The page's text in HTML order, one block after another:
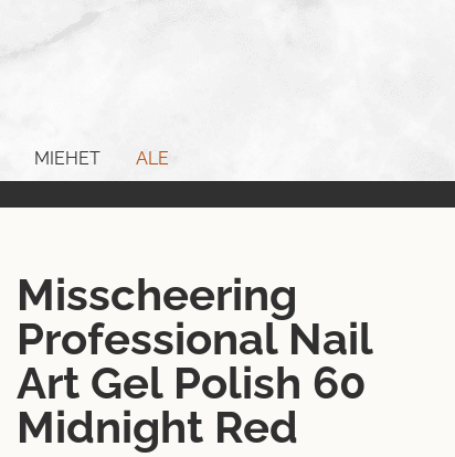
MIEHET
ALE
Misscheering
Professional Nail
Art Gel Polish 60
Midnight Red